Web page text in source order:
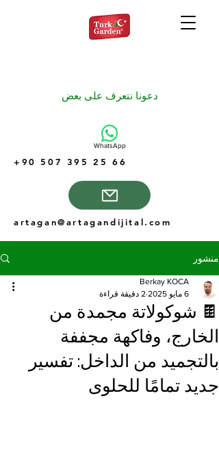
دعونا نتعرف على بعض
WhatsApp
+90 507 395 25 66
artagan@artagandijital.com
منشور
🍫 شوكولاتة مجمدة من
الخارج، وفاكهة مجففة
بالتجميد من الداخل: تفسير
جديد تمامًا للحلوى
Berkay KOCA
6 مايو 2025
2 دقيقة قراءة